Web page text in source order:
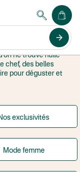
arrow_forward
-60%
ne trouve nulle
chef, des belles
pour déguster et
exclusivités
Mode femme